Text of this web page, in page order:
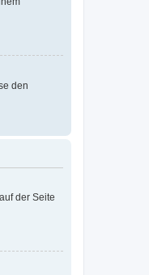
den
der Seite